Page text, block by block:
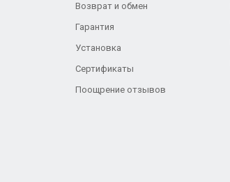
Возврат и обмен
Гарантия
Установка
Сертификаты
Поощрение отзывов